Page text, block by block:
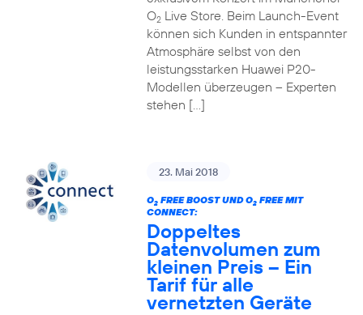
O2Live Store. Beim Launch-Event
können sich Kunden in entspannter
Atmosphäre selbst von den
leistungsstarken Huawei P20-
Modellen überzeugen – Experten
stehen […]
23. Mai 2018
O2FREE BOOST UND O2FREE MIT
CONNECT:
Doppeltes
Datenvolumen zum
kleinen Preis – Ein
Tarif für alle
vernetzten Geräte